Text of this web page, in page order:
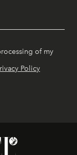
of my
Policy